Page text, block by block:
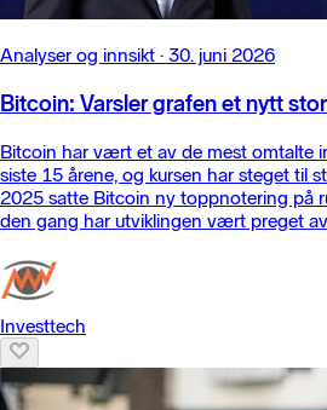
Analyser og innsikt · 30. juni 2026
Bitcoin: Varsler grafen et nytt
Bitcoin har vært et av de mest omtalte
siste 15 årene, og kursen har steget til
2025 satte Bitcoin ny toppnotering på
den gang har utviklingen vært preget
Investtech